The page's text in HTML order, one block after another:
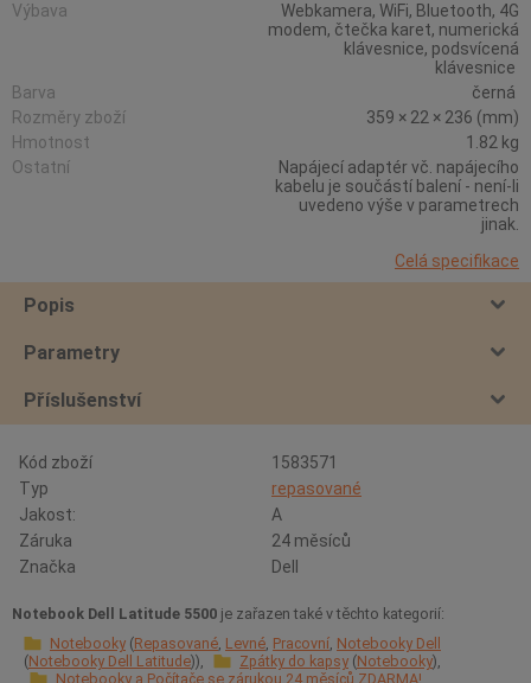
Výbava
Webkamera, WiFi, Bluetooth, 4G
modem, čtečka karet, numerická
klávesnice, podsvícená
klávesnice
Barva
černá
Rozměry zboží
359 × 22 × 236 (mm)
Hmotnost
1.82 kg
Ostatní
Napájecí adaptér vč. napájecího
kabelu je součástí balení - není-li
uvedeno výše v parametrech
jinak.
Celá specifikace
Popis
Parametry
Příslušenství
Kód zboží
1583571
Typ
repasované
Jakost:
A
Záruka
24 měsíců
Značka
Dell
Notebook Dell Latitude 5500 je zařazen také v těchto kategorií:
Notebooky Repasované Levné Pracovní Notebooky Dell
Notebooky Dell Latitude
Zpátky do kapsy Notebooky
Notebooky a Počítače se zárukou 24 měsíců ZDARMA!